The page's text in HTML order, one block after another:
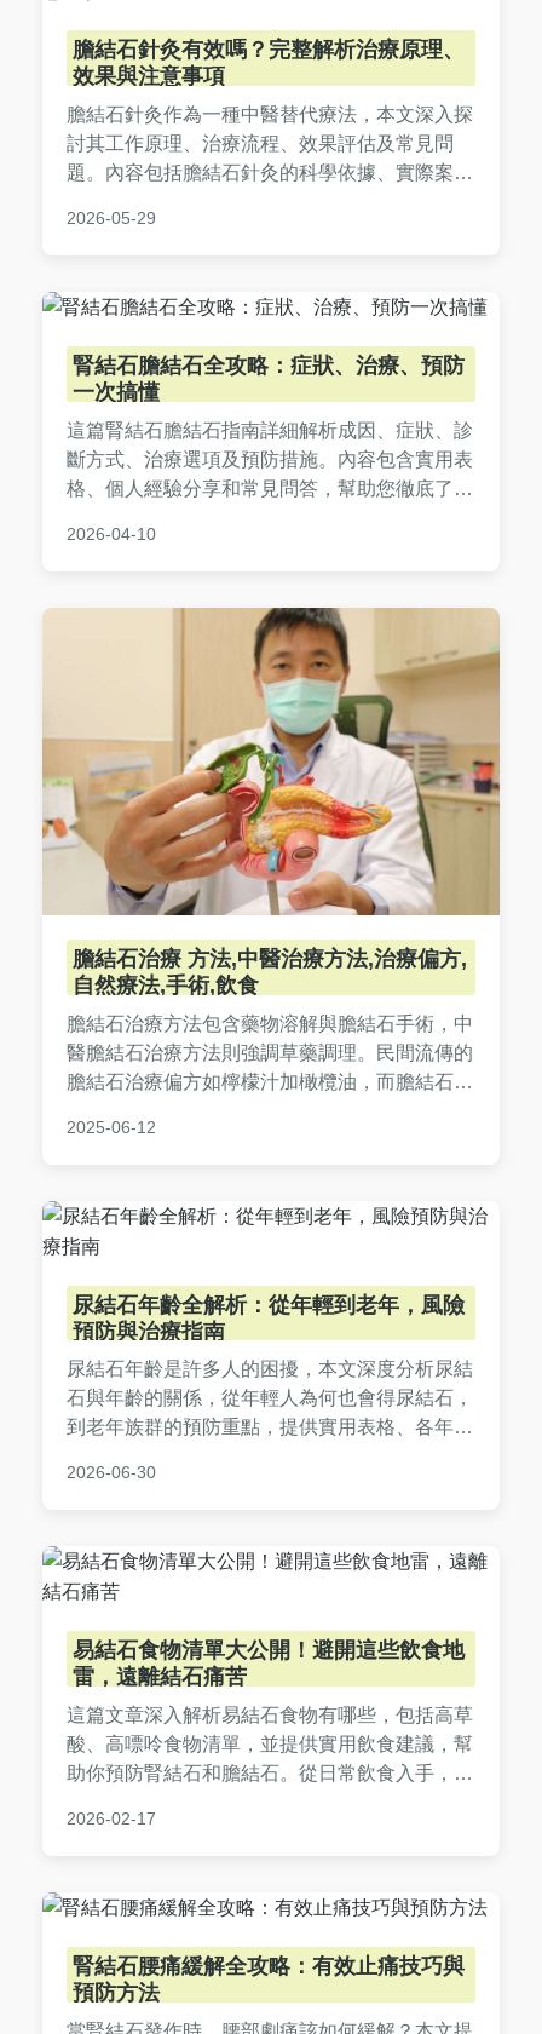
膽結石針灸有效嗎？完整解析治療原理、
效果與注意事項
膽結石針灸作為一種中醫替代療法，本文深入探
討其工作原理、治療流程、效果評估及常見問
題。內容包括膽結石針灸的科學依據、實際案例
項，幫助您全面了解膽結石針灸是否適合自身狀
2026-05-29
腎結石膽結石全攻略：症狀、治療、預防
一次搞懂
這篇腎結石膽結石指南詳細解析成因、症狀、診
斷方式、治療選項及預防措施。內容包含實用表
格、個人經驗分享和常見問答，幫助您徹底了解
尿系統和膽囊健康的讀者閱讀。
2026-04-10
膽結石治療 方法,中醫治療方法,治療偏方,
自然療法,手術,飲食
膽結石治療方法包含藥物溶解與膽結石手術，中
醫膽結石治療方法則強調草藥調理。民間流傳的
膽結石治療偏方如檸檬汁加橄欖油，而膽結石自
油高纖，避免過量攝取膽固醇，才能有效預防與
2025-06-12
尿結石年齡全解析：從年輕到老年，風險
預防與治療指南
尿結石年齡是許多人的困擾，本文深度分析尿結
石與年齡的關係，從年輕人為何也會得尿結石，
到老年族群的預防重點，提供實用表格、各年齡
年齡的風險與應對策略。
2026-06-30
易結石食物清單大公開！避開這些飲食地
雷，遠離結石痛苦
這篇文章深入解析易結石食物有哪些，包括高草
酸、高嘌呤食物清單，並提供實用飲食建議，幫
助你預防腎結石和膽結石。從日常飲食入手，了
健康。內容涵蓋常見疑問解答，讓你一次掌握所
2026-02-17
腎結石腰痛緩解全攻略：有效止痛技巧與
預防方法